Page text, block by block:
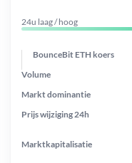
24u laag / hoog
BounceBit ETH koers
Prijs wijziging 24h
Markt dominantie
Marktkapitalisatie
Volume